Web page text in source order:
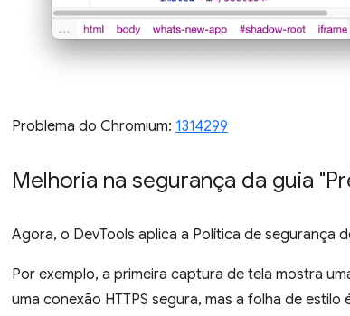
Problema do Chromium: 1314299
Melhoria na segurança da guia
Agora, o DevTools aplica a Política de segurança
Por exemplo, a primeira captura de tela mostra
uma conexão HTTPS segura, mas a folha de